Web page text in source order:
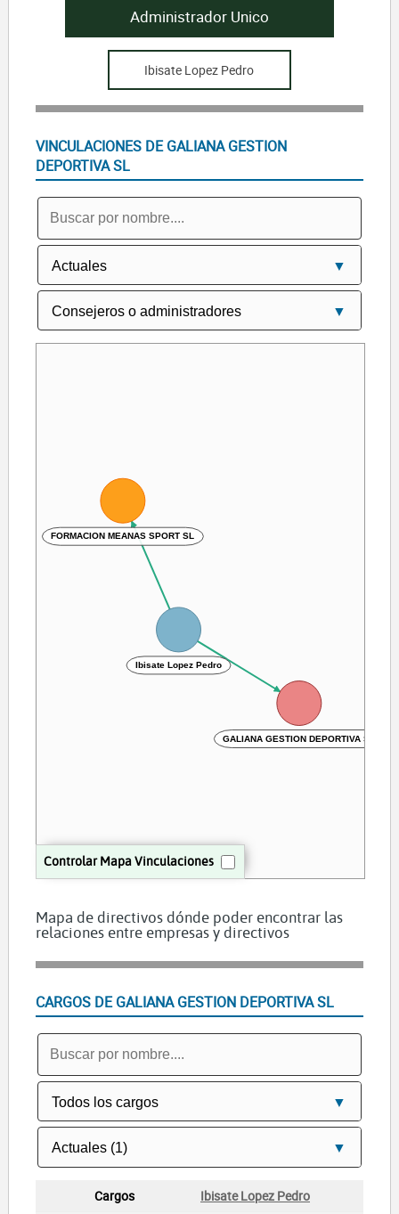
Administrador Unico
Ibisate Lopez Pedro
VINCULACIONES DE GALIANA GESTION
DEPORTIVA SL
Controlar Mapa Vinculaciones
GALIANA GESTION DEPORTIVA SL
Ibisate Lopez Pedro
FORMACION MEANAS SPORT SL
Mapa de directivos dónde poder encontrar las
relaciones entre empresas y directivos
CARGOS DE GALIANA GESTION DEPORTIVA SL
Ibisate Lopez Pedro